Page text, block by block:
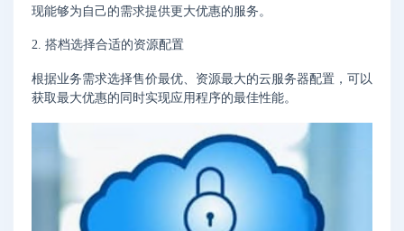
现能够为自己的需求提供更大优惠的服务。
2. 搭档选择合适的资源配置
根据业务需求选择售价最优、资源最大的云服务器配置，可以
获取最大优惠的同时实现应用程序的最佳性能。